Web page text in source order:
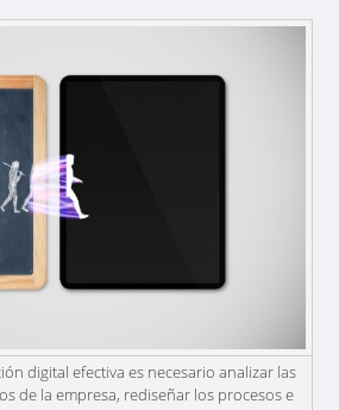
digital efectiva es necesario analizar las
de la empresa, rediseñar los procesos e